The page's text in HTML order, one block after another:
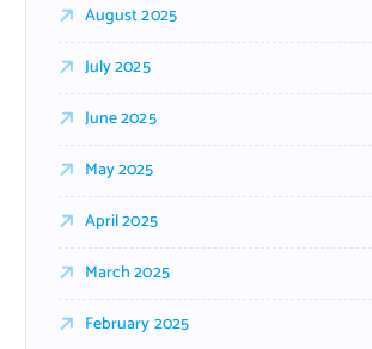
August 2025
July 2025
June 2025
May 2025
April 2025
March 2025
February 2025